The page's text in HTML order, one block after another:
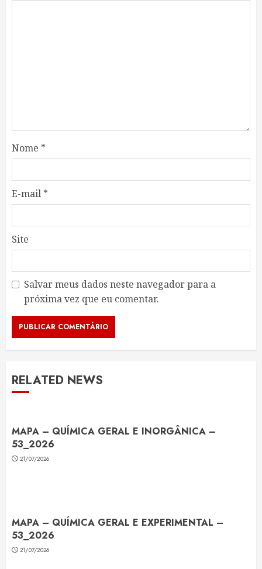
Nome *
E-mail *
Site
Salvar meus dados neste navegador para a
próxima vez que eu comentar.
RELATED NEWS
MAPA – QUÍMICA GERAL E INORGÂNICA –
53_2026
21/07/2026
MAPA – QUÍMICA GERAL E EXPERIMENTAL –
53_2026
21/07/2026